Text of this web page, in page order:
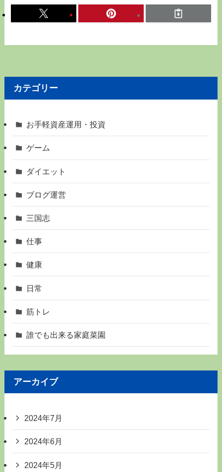
カテゴリー
お手軽資産運用・投資
ゲーム
ダイエット
ブログ運営
三国志
仕事
健康
日常
筋トレ
誰でも出来る家庭菜園
アーカイブ
2024年7月
2024年6月
2024年5月